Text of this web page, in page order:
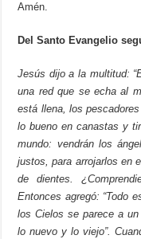
Amén.
Del Santo Evangelio
Jesús dijo a la multitud:
una red que se echa al
está llena, los
lo bueno en canastas y
mundo: vendrán los
justos, para arrojarlos en
de dientes.
Entonces agregó: “Todo
los Cielos se parece a
lo nuevo y lo viejo”.